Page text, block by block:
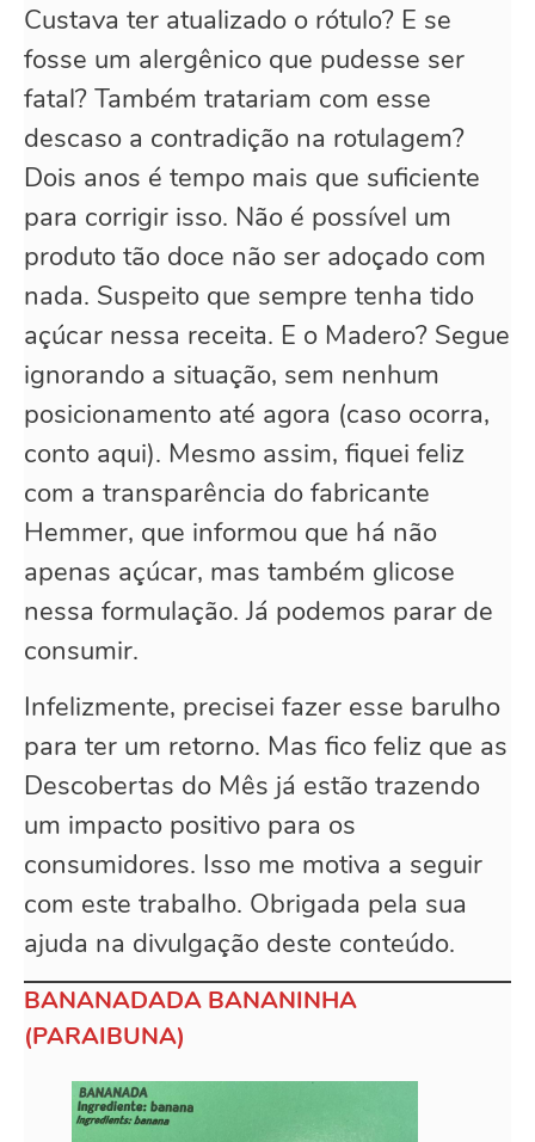
Custava ter atualizado o rótulo? E se
fosse um alergênico que pudesse ser
fatal? Também tratariam com esse
descaso a contradição na rotulagem?
Dois anos é tempo mais que suficiente
para corrigir isso. Não é possível um
produto tão doce não ser adoçado com
nada. Suspeito que sempre tenha tido
açúcar nessa receita. E o Madero? Segue
ignorando a situação, sem nenhum
posicionamento até agora (caso ocorra,
conto aqui). Mesmo assim, fiquei feliz
com a transparência do fabricante
Hemmer, que informou que há não
apenas açúcar, mas também glicose
nessa formulação. Já podemos parar de
consumir.
Infelizmente, precisei fazer esse barulho
para ter um retorno. Mas fico feliz que as
Descobertas do Mês já estão trazendo
um impacto positivo para os
consumidores. Isso me motiva a seguir
com este trabalho. Obrigada pela sua
ajuda na divulgação deste conteúdo.
BANANADADA BANANINHA
(PARAIBUNA)